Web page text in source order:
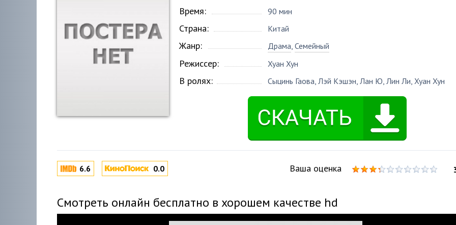
Время: 90 мин
Страна: Китай
Жанр: Драма, Семейный
Режиссер: Хуан Хун
В ролях: Сыцинь Гаова, Лэй Кэшэн, Лан Ю, Лин Ли, Хуан Хун
6.6 0.0 Ваша оценка
Смотреть онлайн бесплатно в хорошем качестве hd